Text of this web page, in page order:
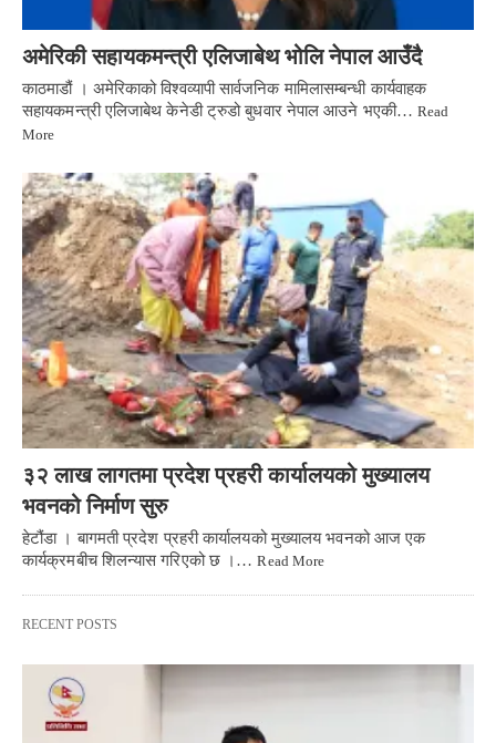
अमेरिकी सहायकमन्त्री एलिजाबेथ भोलि नेपाल आउँदै
काठमाडौं । अमेरिकाको विश्वव्यापी सार्वजनिक मामिलासम्बन्धी कार्यवाहक
सहायकमन्त्री एलिजाबेथ केनेडी ट्रुडो बुधवार नेपाल आउने भएकी…Read
More
३२ लाख लागतमा प्रदेश प्रहरी कार्यालयको मुख्यालय
भवनको निर्माण सुरु
हेटौंडा । बागमती प्रदेश प्रहरी कार्यालयको मुख्यालय भवनको आज एक
कार्यक्रमबीच शिलन्यास गरिएको छ ।…Read More
RECENT POSTS